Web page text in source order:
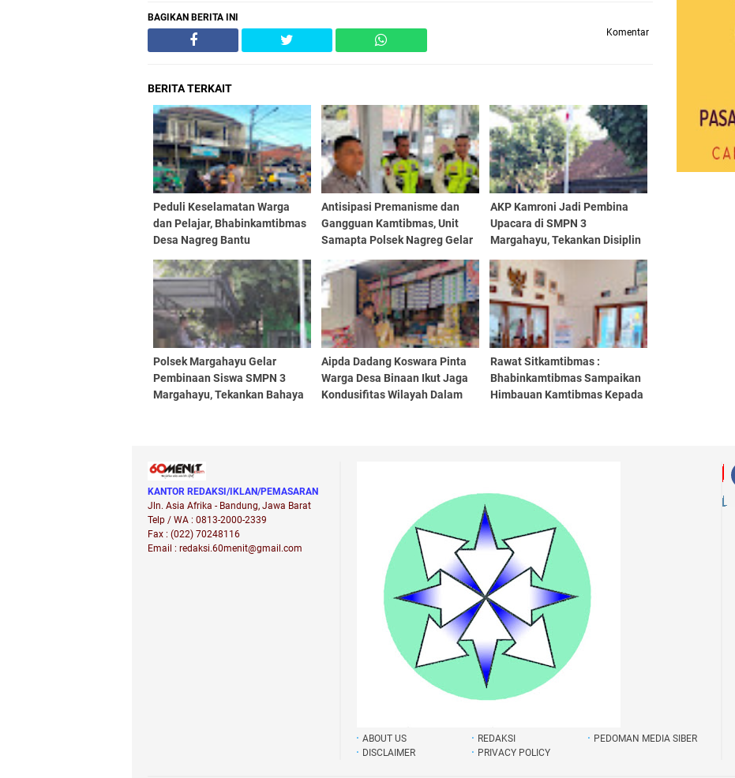
BAGIKAN BERITA INI
Komentar
BERITA TERKAIT
Peduli Keselamatan Warga
dan Pelajar, Bhabinkamtibmas
Desa Nagreg Bantu
Pertigaan Stasiun
Antisipasi Premanisme dan
Gangguan Kamtibmas, Unit
Samapta Polsek Nagreg Gelar
AKP Kamroni Jadi Pembina
Upacara di SMPN 3
Margahayu, Tekankan Disiplin
Pelajar
Polsek Margahayu Gelar
Pembinaan Siswa SMPN 3
Margahayu, Tekankan Bahaya
Aipda Dadang Koswara Pinta
Warga Desa Binaan Ikut Jaga
Kondusifitas Wilayah Dalam
Rawat Sitkamtibmas :
Bhabinkamtibmas Sampaikan
Himbauan Kamtibmas Kepada
KANTOR REDAKSI/IKLAN/PEMASARAN
Jln. Asia Afrika - Bandung, Jawa Barat
Telp / WA : 0813-2000-2339
Fax : (022) 70248116
Email : redaksi.60menit@gmail.com
ABOUT US REDAKSI
PEDOMAN MEDIA SIBER
DISCLAIMER
PRIVACY POLICY